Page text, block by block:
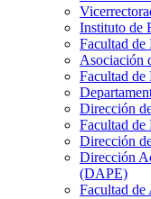
Instituto de
Facultad de
Asociación
Facultad de
Dirección
Facultad de
Dirección
Dirección
(DAPE)
Facultad